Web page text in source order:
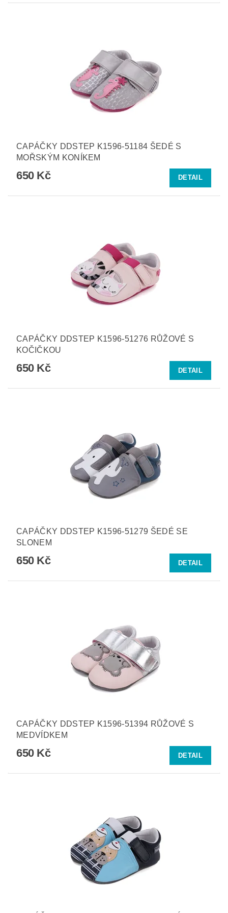
CAPÁČKY DDSTEP K1596-51184 ŠEDÉ S
MOŘSKÝM KONÍKEM
650 Kč DETAIL
CAPÁČKY DDSTEP K1596-51276 RŮŽOVÉ S
KOČIČKOU
650 Kč DETAIL
CAPÁČKY DDSTEP K1596-51279 ŠEDÉ SE
SLONEM
650 Kč DETAIL
CAPÁČKY DDSTEP K1596-51394 RŮŽOVÉ S
MEDVÍDKEM
650 Kč DETAIL